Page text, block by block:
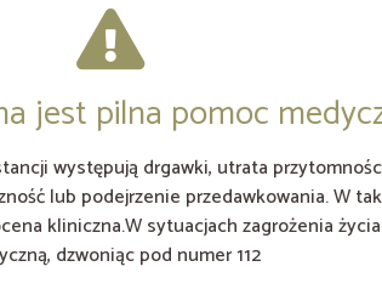
jest pilna pomoc
występują drgawki, utrata
lub podejrzenie przedawkowania. W
kliniczna.W sytuacjach zagrożenia
dzwoniąc pod numer 112